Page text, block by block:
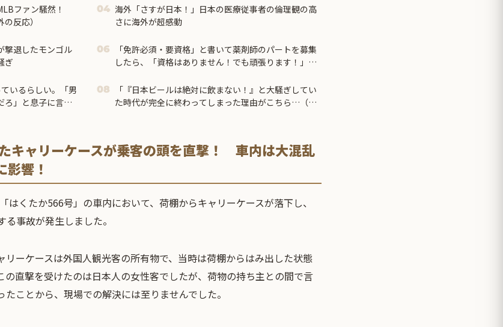
ファン騒然！
反応）
04 海外「さすが日本！」日本の医療従事者の倫理観の高
さに海外が超感動
撃退したモンゴル
ぎ
06
「免許必須・要資格」と書いて薬剤師のパートを募集
したら、「資格はありません！でも頑張ります！」と
もっとひどいのが・・・
いるらしい。「男
ろ」と息子に言っ
08
「『日本ビールは絶対に飲まない！』と大騒ぎしてい
た時代が完全に終わってしまった理由がこちら…（ブ
キャリーケースが乗客の頭を直撃！ 車内は大混乱
響！
はくたか566号」の車内において、荷棚からキャリーケースが落下し、
事故が発生しました。
リーケースは外国人観光客の所有物で、当時は荷棚からはみ出した状態
の直撃を受けたのは日本人の女性客でしたが、荷物の持ち主との間で言
ことから、現場での解決には至りませんでした。